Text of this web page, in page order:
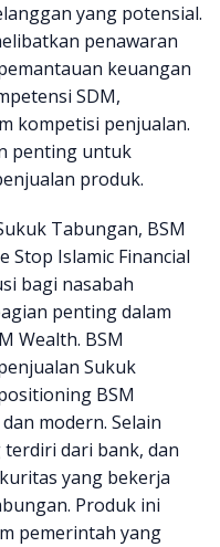
yang potensial.
penawaran
keuangan
SDM,
kompetisi penjualan.
penting untuk
produk.
Tabungan, BSM
Stop Islamic Financial
bagi nasabah
penting dalam
Wealth. BSM
Sukuk
BSM
modern. Selain
terdiri dari bank, dan
yang bekerja
Produk ini
pemerintah yang